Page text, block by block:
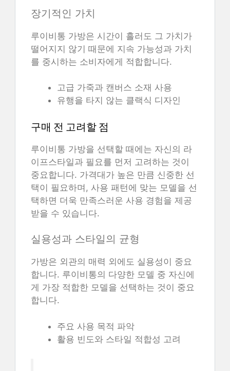
장기적인 가치
루이비통 가방은 시간이 흘러도 그 가치가
떨어지지 않기 때문에 지속 가능성과 가치
를 중시하는 소비자에게 적합합니다.
고급 가죽과 캔버스 소재 사용
유행을 타지 않는 클랙식 디자인
구매 전 고려할 점
루이비통 가방을 선택할 때에는 자신의 라
이프스타일과 필요를 먼저 고려하는 것이
중요합니다. 가격대가 높은 만큼 신중한 선
택이 필요하며, 사용 패턴에 맞는 모델을 선
택하면 더욱 만족스러운 사용 경험을 제공
받을 수 있습니다.
실용성과 스타일의 균형
가방은 외관의 매력 외에도 실용성이 중요
합니다. 루이비통의 다양한 모델 중 자신에
게 가장 적합한 모델을 선택하는 것이 중요
합니다.
주요 사용 목적 파악
활용 빈도와 스타일 적합성 고려